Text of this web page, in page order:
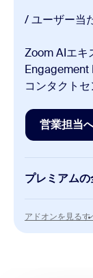
/ ユーザー当
Zoom AIエキ
Engagement
コンタクトセ
営業担当
プレミアムの
Zoom AI
アドオンを見るア
す